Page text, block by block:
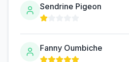
Sendrine Pigeon
Fanny Oumbiche